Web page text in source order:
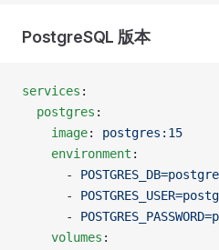
PostgreSQL 版本
services :
  postgres
:
    image
: postgres:15
    environment
:
      -
      -
      -
    volumes
: